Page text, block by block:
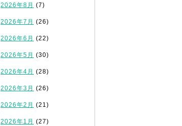
2026年8月 (7)
2026年7月 (26)
2026年6月 (22)
2026年5月 (30)
2026年4月 (28)
2026年3月 (26)
2026年2月 (21)
2026年1月 (27)